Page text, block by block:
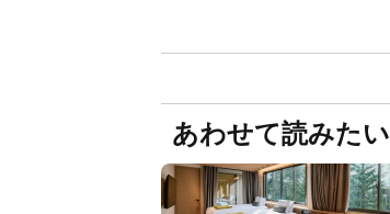
あわせて読みたい